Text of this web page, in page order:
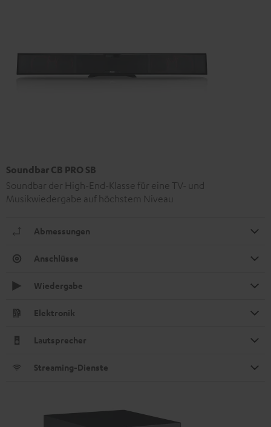
Soundbar CB PRO SB
Soundbar der High-End-Klasse für eine TV- und
Musikwiedergabe auf höchstem Niveau
Abmessungen
Anschlüsse
Wiedergabe
Elektronik
Lautsprecher
Streaming-Dienste